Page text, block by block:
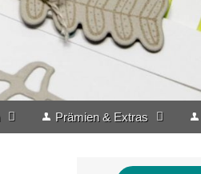
Prämien & Extras